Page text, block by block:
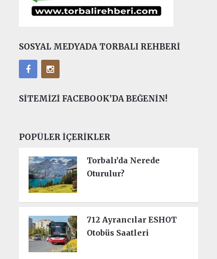
SOSYAL MEDYADA TORBALI REHBERI
SITEMIZI FACEBOOK’DA BEĞENIN!
POPÜLER İÇERIKLER
Torbalı’da Nerede
Oturulur?
712 Ayrancılar ESHOT
Otobüs Saatleri